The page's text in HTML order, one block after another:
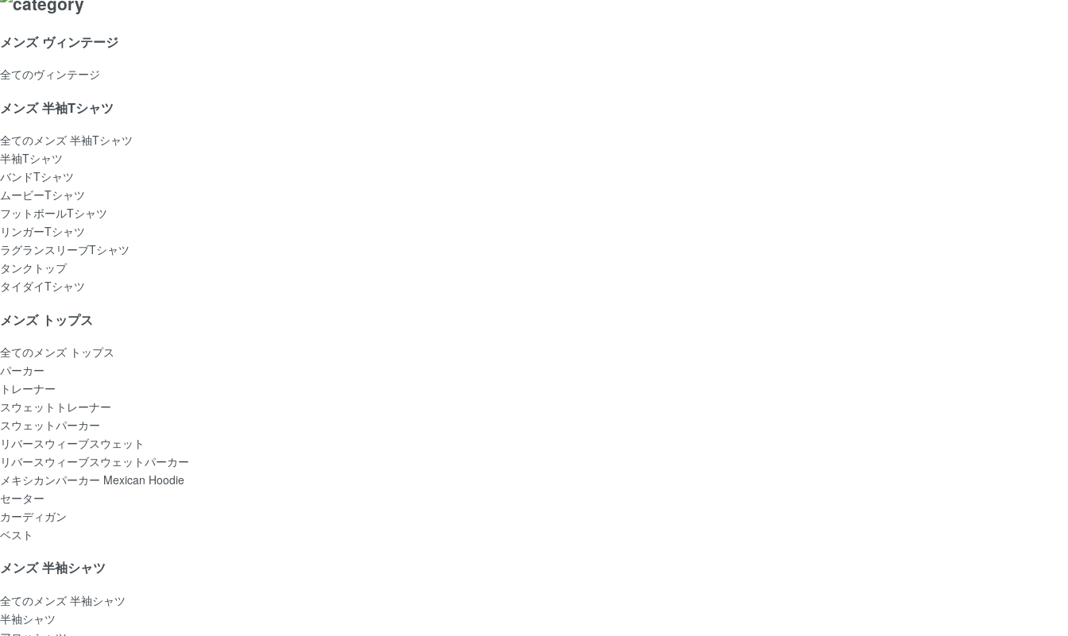
メンズ ヴィンテージ
全てのヴィンテージ
メンズ 半袖Tシャツ
全てのメンズ 半袖Tシャツ
半袖Tシャツ
バンドTシャツ
ムービーTシャツ
フットボールTシャツ
リンガーTシャツ
ラグランスリーブTシャツ
タンクトップ
タイダイTシャツ
メンズ トップス
全てのメンズ トップス
パーカー
トレーナー
スウェットトレーナー
スウェットパーカー
リバースウィーブスウェット
リバースウィーブスウェットパーカー
メキシカンパーカー Mexican Hoodie
セーター
カーディガン
ベスト
メンズ 半袖シャツ
全てのメンズ 半袖シャツ
半袖シャツ